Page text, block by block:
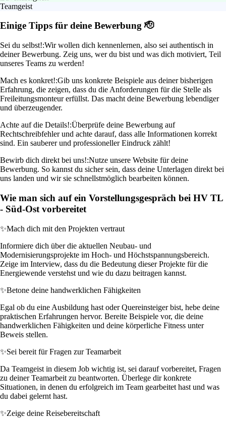
Teamgeist
Einige Tipps für deine Bewerbung 🫡
Sei du selbst!:Wir wollen dich kennenlernen, also sei authentisch in
deiner Bewerbung. Zeig uns, wer du bist und was dich motiviert, Teil
unseres Teams zu werden!
Mach es konkret!:Gib uns konkrete Beispiele aus deiner bisherigen
Erfahrung, die zeigen, dass du die Anforderungen für die Stelle als
Freileitungsmonteur erfüllst. Das macht deine Bewerbung lebendiger
und überzeugender.
Achte auf die Details!:Überprüfe deine Bewerbung auf
Rechtschreibfehler und achte darauf, dass alle Informationen korrekt
sind. Ein sauberer und professioneller Eindruck zählt!
Bewirb dich direkt bei uns!:Nutze unsere Website für deine
Bewerbung. So kannst du sicher sein, dass deine Unterlagen direkt bei
uns landen und wir sie schnellstmöglich bearbeiten können.
Wie man sich auf ein Vorstellungsgespräch bei HV TL
- Süd-Ost vorbereitet
✨Mach dich mit den Projekten vertraut
Informiere dich über die aktuellen Neubau- und
Modernisierungsprojekte im Hoch- und Höchstspannungsbereich.
Zeige im Interview, dass du die Bedeutung dieser Projekte für die
Energiewende verstehst und wie du dazu beitragen kannst.
✨Betone deine handwerklichen Fähigkeiten
Egal ob du eine Ausbildung hast oder Quereinsteiger bist, hebe deine
praktischen Erfahrungen hervor. Bereite Beispiele vor, die deine
handwerklichen Fähigkeiten und deine körperliche Fitness unter
Beweis stellen.
✨Sei bereit für Fragen zur Teamarbeit
Da Teamgeist in diesem Job wichtig ist, sei darauf vorbereitet, Fragen
zu deiner Teamarbeit zu beantworten. Überlege dir konkrete
Situationen, in denen du erfolgreich im Team gearbeitet hast und was
du dabei gelernt hast.
✨Zeige deine Reisebereitschaft